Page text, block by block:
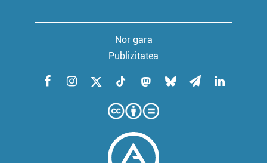
Nor gara
Publizitatea